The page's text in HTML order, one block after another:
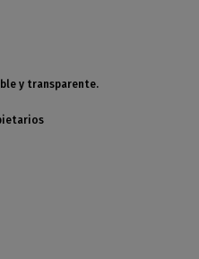
y transparente.